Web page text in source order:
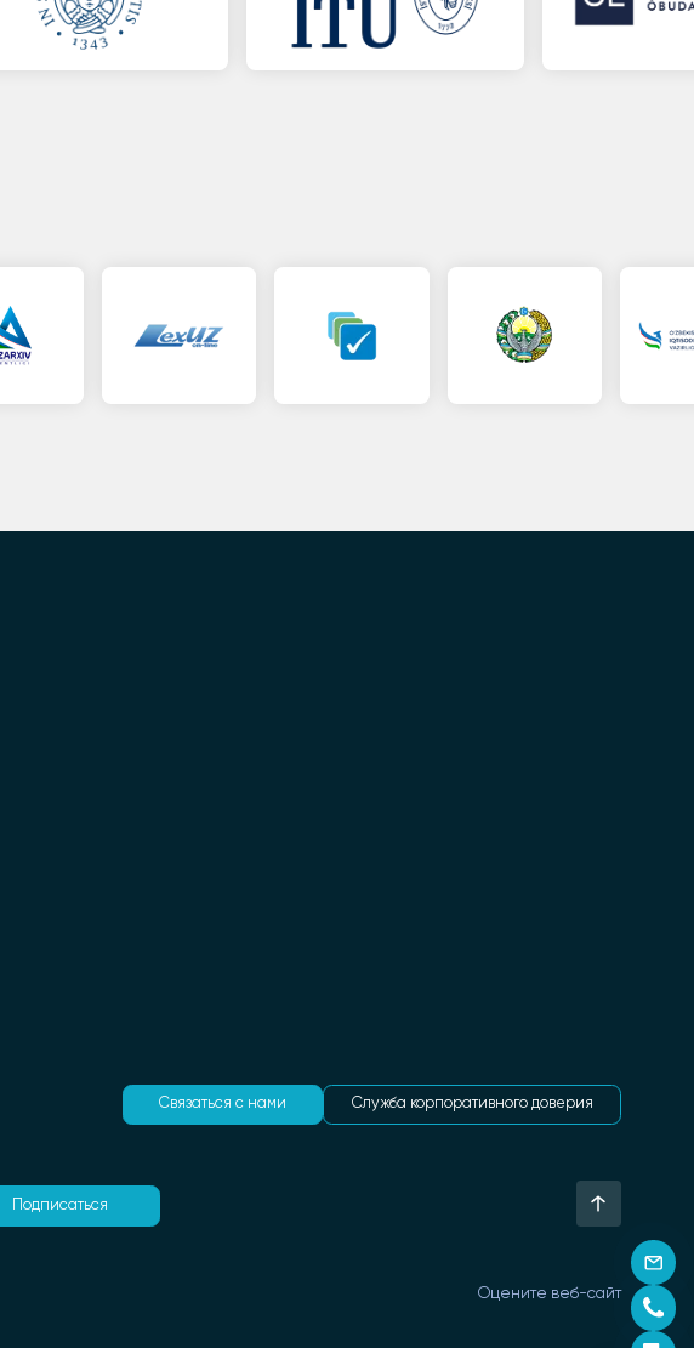
Связаться с нами Служба корпоративного доверия
Подписаться
Оцените веб-сайт